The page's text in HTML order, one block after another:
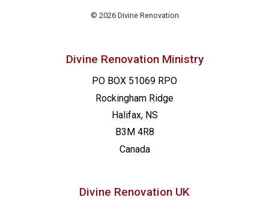
© 2026 Divine Renovation
Divine Renovation Ministry
PO BOX 51069 RPO
Rockingham Ridge
Halifax, NS
B3M 4R8
Canada
Divine Renovation UK